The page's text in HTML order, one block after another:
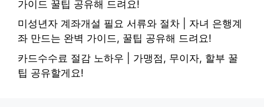
가이드 꿀팁 공유해 드려요!
미성년자 계좌개설 필요 서류와 절차 | 자녀 은행계
좌 만드는 완벽 가이드, 꿀팁 공유해 드려요!
카드수수료 절감 노하우 | 가맹점, 무이자, 할부 꿀
팁 공유할게요!